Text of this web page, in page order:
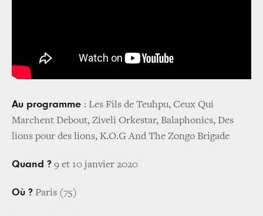
Au programme : Les Fils de Teuhpu, Ceux Qui
Marchent Debout, Ziveli Orkestar, Balaphonics, Des
lions pour des lions, K.O.G And The Zongo Brigade
Quand ? 9 et 10 janvier 2020
Où ? Paris (75)